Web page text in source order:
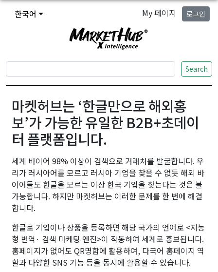
한국어 My 페이지 로그인
Search
마켓허브는 ‘한글만으로 해외홍
보’가 가능한 유일한 B2B+초데이
터 플랫폼입니다.
세계 바이어 98% 이상이 검색으로 거래처를 발굴합니다. 우
리가 러시아어를 모르고 러시아 기업을 찾을 수 없듯 해외 바
이어들도 한글을 모르는 이상 한국 기업을 찾는다는 것은 불
가능합니다. 하지만 마켓허브는 이러한 문제를 한 번에 해결
합니다.
한글로 기업이나 상품을 등록하면 해당 국가의 언어로 <지능
형 번역· 검색 마케팅 엔진>이 작동하여 세계로 홍보됩니다.
홈페이지가 없어도 QR명함에 활용하여, 다국어 홈페이지 역
할과 다양한 SNS 기능 등을 동시에 활용할 수 있습니다.